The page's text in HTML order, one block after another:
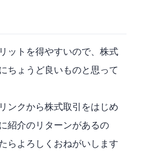
ットを得やすいので、株式
ちょうど良いものと思って
ンクから株式取引をはじめ
紹介のリターンがあるの
らよろしくおねがいします